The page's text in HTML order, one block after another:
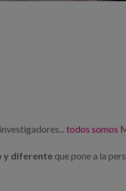
todos somos
y diferenteque pone a la